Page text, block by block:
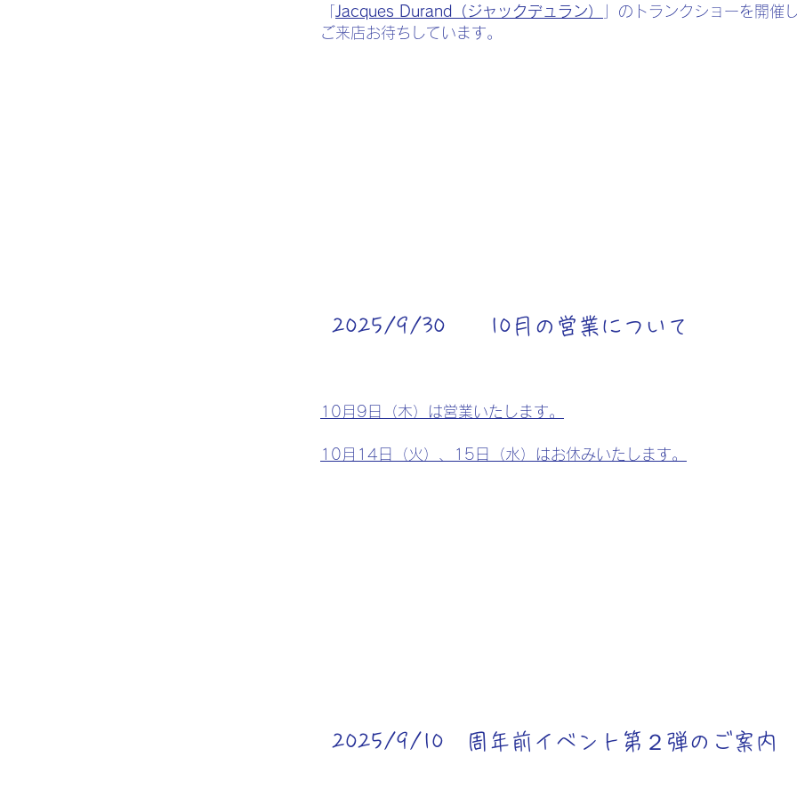
Jacques Durand（ジャックデュラン）
」のトランクショーを開催
​ご来店お待ちしています。
2025/9/30 10月の営業について
10月9日（木）は営業いたします。
10月14日（火）、15日（水）はお休みいたします。
2025/9/10 周年前イベント第２弾のご案内